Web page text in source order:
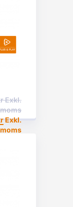
Exkl.
moms
Exkl.
moms